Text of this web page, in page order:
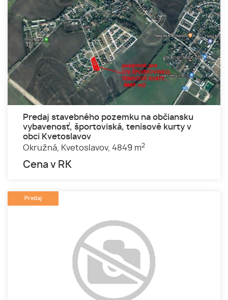
Predaj stavebného pozemku na občiansku
vybavenosť, športoviská, tenisové kurty v
obci Kvetoslavov
Okružná,
Kvetoslavov, 4849 m2
Cena v RK
Predaj